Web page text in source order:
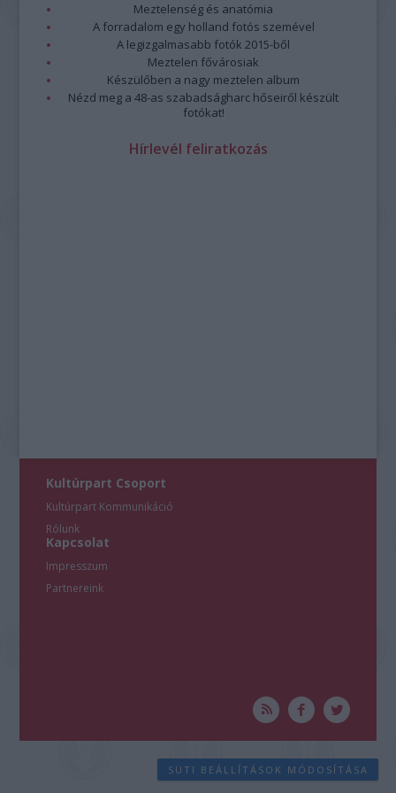
Meztelenség és anatómia
A forradalom egy holland fotós szemével
A legizgalmasabb fotók 2015-ből
Meztelen fővárosiak
Készülőben a nagy meztelen album
Nézd meg a 48-as szabadságharc hőseiről készült
fotókat!
Hírlevél feliratkozás
Kultúrpart Csoport
Kultúrpart Kommunikáció
Rólunk
Kapcsolat
Impresszum
Partnereink
SÜTI BEÁLLÍTÁSOK MÓDOSÍTÁSA